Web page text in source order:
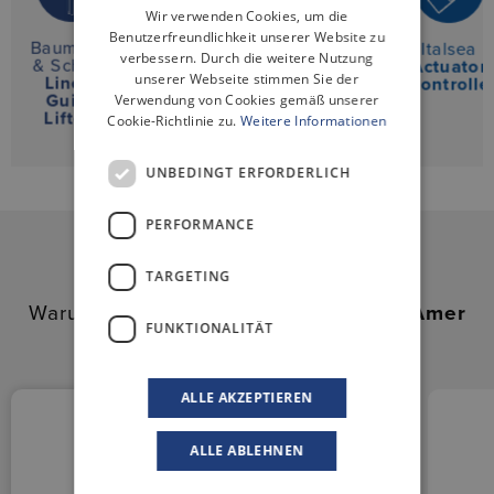
Baumeister
& Schack
Linear
Guide
Lifters
Amer
DC
Motor
Baumeister
& Schack
Actuators
Italsea
Actuator
Warum Sie sich für Lösungen aus der
Amer
Groupentscheiden sollten:
Wir verwenden Cookies, um die
Benutzerfreundlichkeit unserer Website zu
verbessern. Durch die weitere Nutzung
unserer Webseite stimmen Sie der
Verwendung von Cookies gemäß unserer
Cookie-Richtlinie zu. Weitere Informationen
UNBEDINGT ERFORDERLICH
PERFORMANCE
TARGETING
FUNKTIONALITÄT
ALLE AKZEPTIEREN
ALLE ABLEHNEN